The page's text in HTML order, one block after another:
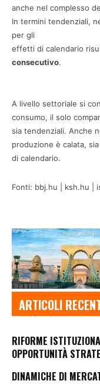
anche nel complesso
In termini tendenziali,
per gli
effetti di calendario
consecutivo.
A livello settoriale si
consumo, il solo
sia tendenziali. Anche
produzione è calata,
di calendario.
Fonti: bbj.hu | ksh.hu |
ARTICOLI
RIFORME
OPPORTUNITÀ
DINAMICHE DI